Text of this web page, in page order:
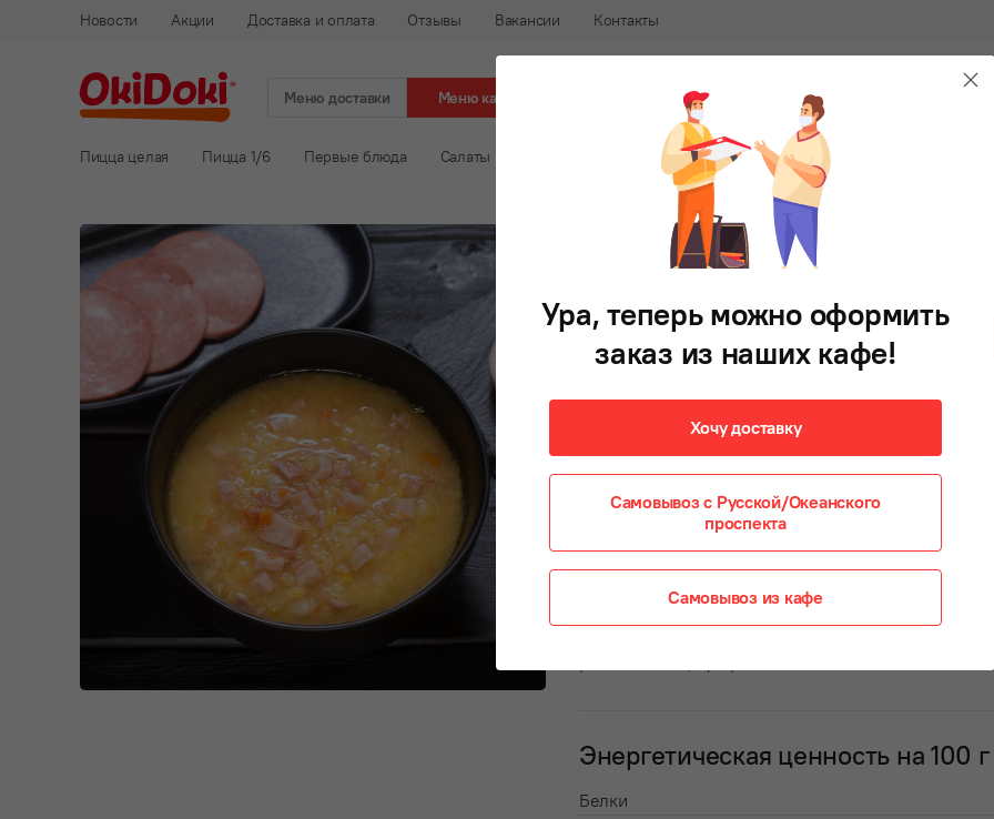
Новости Акции Доставка и оплата Отзывы Вакансии Контакты
Меню доставки Меню кафе 240-88-88
Доставка еды во Владивостоке
В
Пицца целая Пицца 1/6 Первые блюда Салаты Напитки Десерты
Суп гороховый
115 ₽ В корзину
Сытный суп с горохом, ветчиной и полукопчёной
колбасой. Подаётся с сухариками
Состав:
бульон куриный: бедро куриное, морковь свежая,
репчатый, соль, перец; горох, ветчина, колбаса
Энергетическая ценность на 100 г
Белки
Ура, теперь можно оформить
заказ из наших кафе!
Хочу доставку
Самовывоз с Русской/Океанского
проспекта
Самовывоз из кафе